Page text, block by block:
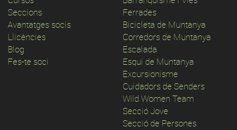
Seccions
Avantatges socis
Llicències
Blog
Fes-te soci
Ferrades
Bicicleta de Muntanya
Corredors de Muntanya
Escalada
Esqui de Muntanya
Excursionisme
Cuidadors de Senders
Wild Women Team
Secció Jove
Secció de Persones